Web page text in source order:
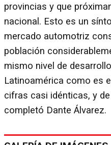
provincias y que
nacional. Esto es un
mercado automotriz
población
mismo nivel de
Latinoamérica como es
cifras casi idénticas, y
completó Dante Álvarez.